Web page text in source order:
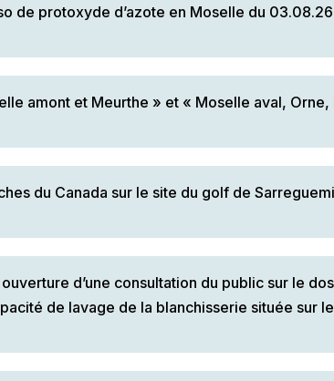
de protoxyde d’azote en Moselle du
amont et Meurthe » et « Moselle aval,
du Canada sur le site du golf de
d’une consultation du public sur le
de lavage de la blanchisserie située sur